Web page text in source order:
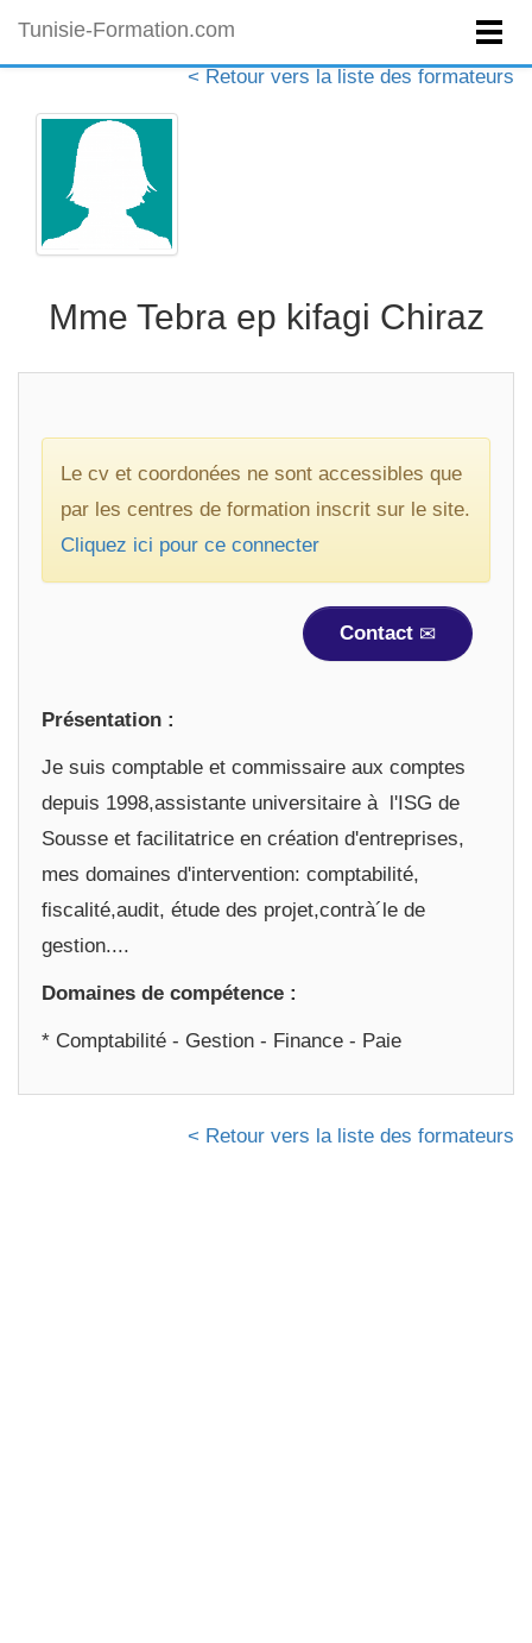
Tunisie-Formation.com
< Retour vers la liste des formateurs
Mme Tebra ep kifagi Chiraz
Le cv et coordonées ne sont accessibles que
par les centres de formation inscrit sur le site.
Cliquez ici pour ce connecter
Contact
Présentation :
Je suis comptable et commissaire aux comptes
depuis 1998,assistante universitaire à l'ISG de
Sousse et facilitatrice en création d'entreprises,
mes domaines d'intervention: comptabilité,
fiscalité,audit, étude des projet,contrà´le de
gestion....
Domaines de compétence :
* Comptabilité - Gestion - Finance - Paie
< Retour vers la liste des formateurs